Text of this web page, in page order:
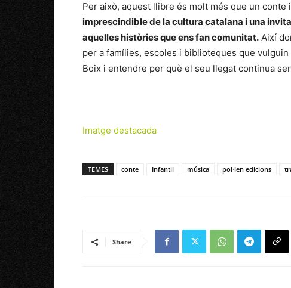
Per això, aquest llibre és molt més que un conte
imprescindible de la cultura catalana i una
aquelles històries que ens fan comunitat. Així
per a famílies, escoles i biblioteques que
Boix i entendre per què el seu llegat continua
Imatge destacada
TEMES conte Infantil música pol·len edicions
Share